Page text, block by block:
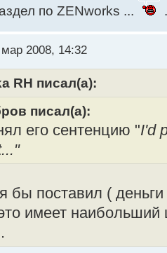
по ZENworks ...
2008, 14:32
RH писал(а):
писал(а):
его сентенцию "I'd
бы поставил (
имеет